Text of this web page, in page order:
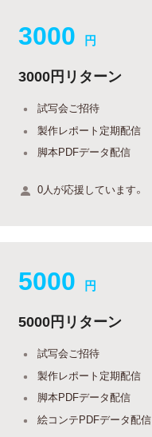
3000 円
3000円リターン
試写会ご招待
製作レポート定期配信
脚本PDFデータ配信
0人が応援しています。
5000 円
5000円リターン
試写会ご招待
製作レポート定期配信
脚本PDFデータ配信
絵コンテPDFデータ配信